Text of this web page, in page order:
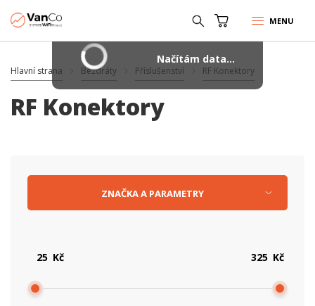
MENU
Hlavní strana Bezdráty Příslušenství RF Konektory
RF Konektory
Kč Kč
ZNAČKAA PARAMETRY
Načítám data...